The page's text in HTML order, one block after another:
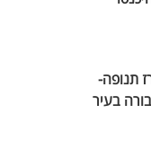
תנופה-
בעיר